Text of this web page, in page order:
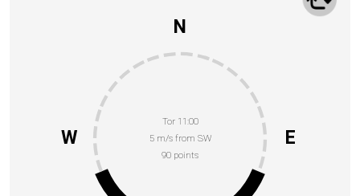
Tor 11:00
5 m/s from SW
90 points
N
E
W